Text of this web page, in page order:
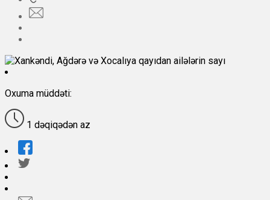
Oxuma müddəti:
1 dəqiqədən az